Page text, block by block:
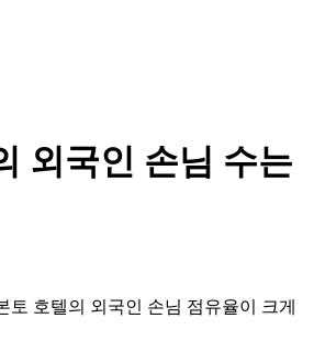
외국인 손님 수는
호텔의 외국인 손님 점유율이 크게